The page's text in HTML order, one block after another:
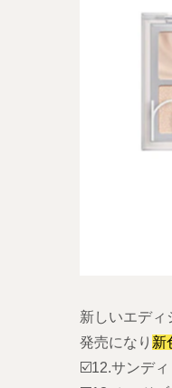
新しいエディ
発売になり 新
☑️12.サンデ